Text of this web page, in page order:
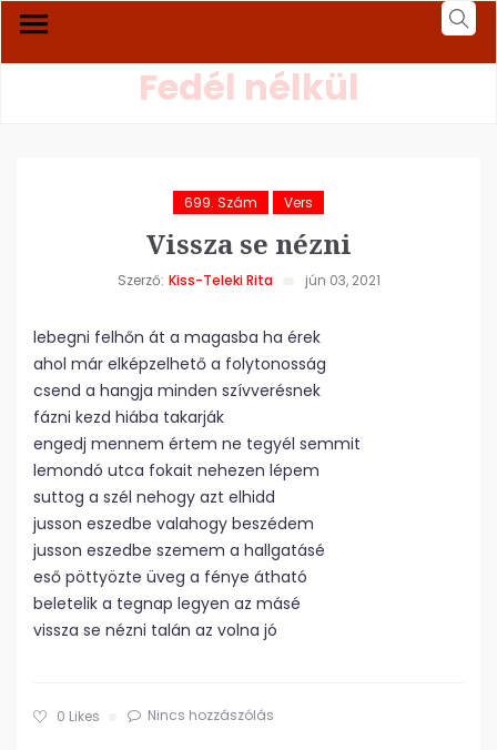
Fedél nélkül
699. Szám Vers
Vissza se nézni
Szerző: Kiss-Teleki Rita jún 03, 2021
lebegni felhőn át a magasba ha érek
ahol már elképzelhető a folytonosság
csend a hangja minden szívverésnek
fázni kezd hiába takarják
engedj mennem értem ne tegyél semmit
lemondó utca fokait nehezen lépem
suttog a szél nehogy azt elhidd
jusson eszedbe valahogy beszédem
jusson eszedbe szemem a hallgatásé
eső pöttyözte üveg a fénye átható
beletelik a tegnap legyen az másé
vissza se nézni talán az volna jó
0 Likes Nincs hozzászólás